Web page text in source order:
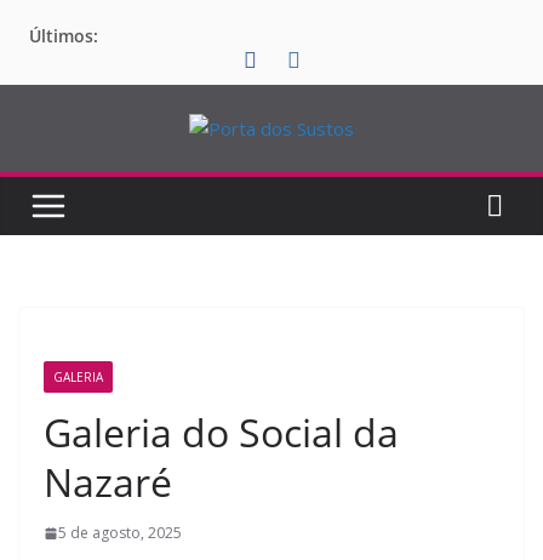
paraÚltimos:
GALERIA
Galeria do Social da
Nazaré
5 de agosto, 2025